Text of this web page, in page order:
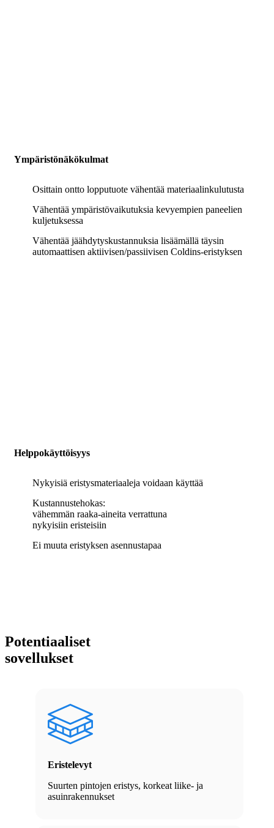
Ympäristönäkökulmat
Osittain ontto lopputuote vähentää materiaalinkulutusta
Vähentää ympäristövaikutuksia kevyempien paneelien
kuljetuksessa
Vähentää jäähdytyskustannuksia lisäämällä täysin
automaattisen aktiivisen/passiivisen Coldins-eristyksen
Helppokäyttöisyys
Nykyisiä eristysmateriaaleja voidaan käyttää
Kustannustehokas:
vähemmän raaka-aineita verrattuna
nykyisiin eristeisiin
Ei muuta eristyksen asennustapaa
Potentiaaliset
sovellukset
Eristelevyt
Suurten pintojen eristys, korkeat liike- ja
asuinrakennukset